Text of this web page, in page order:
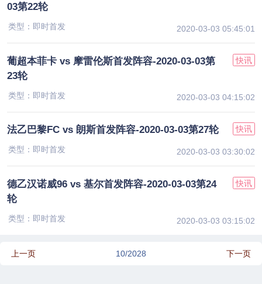
03第22轮
类型：即时首发 2020-03-03 05:45:01
葡超本菲卡 vs 摩雷伦斯首发阵容-2020-03-03第
23轮
快讯
类型：即时首发 2020-03-03 04:15:02
法乙巴黎FC vs 朗斯首发阵容-2020-03-03第27轮 快讯
类型：即时首发 2020-03-03 03:30:02
德乙汉诺威96 vs 基尔首发阵容-2020-03-03第24
轮
快讯
类型：即时首发 2020-03-03 03:15:02
上一页 10/2028 下一页